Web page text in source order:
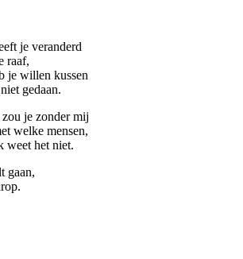
je veranderd
raaf,
je willen kussen
gedaan.
je zonder mij
welke mensen,
weet het niet.
gaan,